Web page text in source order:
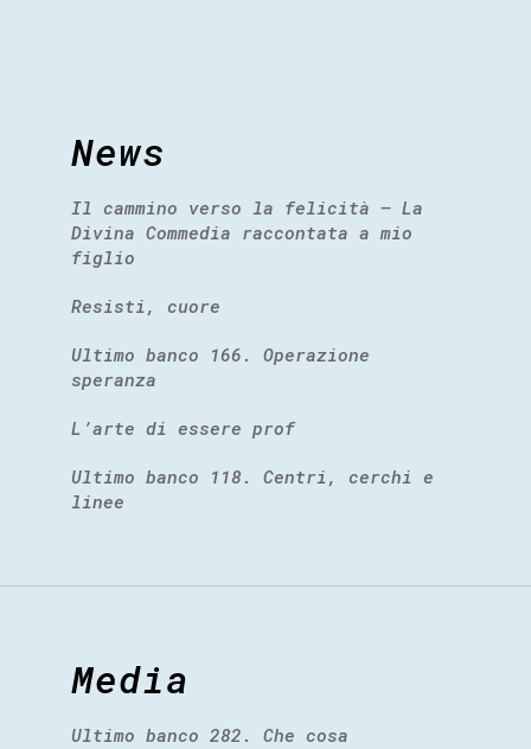
News
Il cammino verso la felicità – La
Divina Commedia raccontata a mio
figlio
Resisti, cuore
Ultimo banco 166. Operazione
speranza
L’arte di essere prof
Ultimo banco 118. Centri, cerchi e
linee
Media
Ultimo banco 282. Che cosa